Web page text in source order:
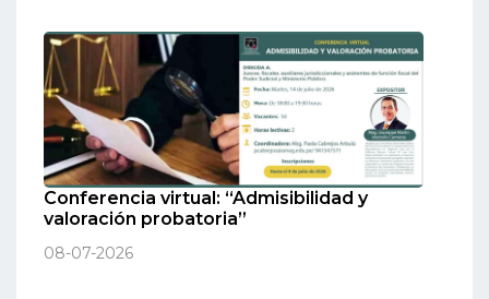
Conferencia virtual: “Admisibilidad y
valoración probatoria”
08-07-2026